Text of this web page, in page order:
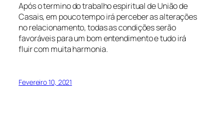
Após o termino do trabalho espiritual de União de
Casais, em pouco tempo irá perceber as alterações
no relacionamento, todas as condições serão
favoráveis para um bom entendimento e tudo irá
fluir com muita harmonia.
Fevereiro 10, 2021